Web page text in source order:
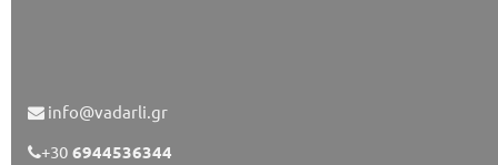
info@vadarli.gr
+30 6944536344